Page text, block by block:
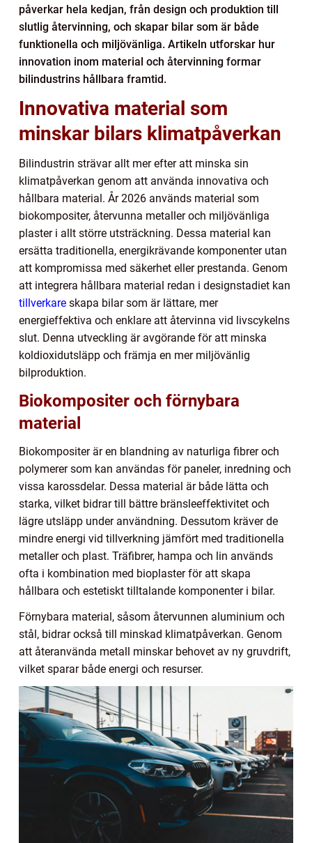
påverkar hela kedjan, från design och produktion till
slutlig återvinning, och skapar bilar som är både
funktionella och miljövänliga. Artikeln utforskar hur
innovation inom material och återvinning formar
bilindustrins hållbara framtid.
Innovativa material som
minskar bilars klimatpåverkan
Bilindustrin strävar allt mer efter att minska sin
klimatpåverkan genom att använda innovativa och
hållbara material. År 2026 används material som
biokompositer, återvunna metaller och miljövänliga
plaster i allt större utsträckning. Dessa material kan
ersätta traditionella, energikrävande komponenter utan
att kompromissa med säkerhet eller prestanda. Genom
att integrera hållbara material redan i designstadiet kan
tillverkare skapa bilar som är lättare, mer
energieffektiva och enklare att återvinna vid livscykelns
slut. Denna utveckling är avgörande för att minska
koldioxidutsläpp och främja en mer miljövänlig
bilproduktion.
Biokompositer och förnybara
material
Biokompositer är en blandning av naturliga fibrer och
polymerer som kan användas för paneler, inredning och
vissa karossdelar. Dessa material är både lätta och
starka, vilket bidrar till bättre bränsleeffektivitet och
lägre utsläpp under användning. Dessutom kräver de
mindre energi vid tillverkning jämfört med traditionella
metaller och plast. Träfibrer, hampa och lin används
ofta i kombination med bioplaster för att skapa
hållbara och estetiskt tilltalande komponenter i bilar.
Förnybara material, såsom återvunnen aluminium och
stål, bidrar också till minskad klimatpåverkan. Genom
att återanvända metall minskar behovet av ny gruvdrift,
vilket sparar både energi och resurser.